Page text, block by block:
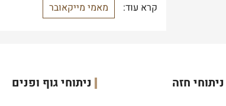
קרא עוד: מאמי מייקאובר
ניתוחי חזה ניתוחי גוף ופנים